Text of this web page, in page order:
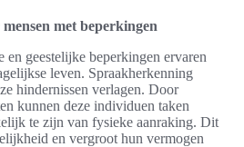
met beperkingen
en geestelijke beperkingen ervaren
leven. Spraakherkenning
hindernissen verlagen. Door
kunnen deze individuen taken
te zijn van fysieke aanraking. Dit
en vergroot hun vermogen